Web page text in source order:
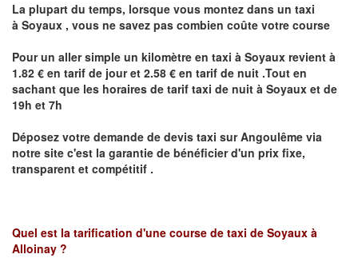
La plupart du temps, lorsque vous montez dans un taxi
à Soyaux , vous ne savez pas combien coûte votre course
Pour un aller simple un kilomètre en taxi à Soyaux revient à
1.82 € en tarif de jour et 2.58 € en tarif de nuit .Tout en
sachant que les horaires de tarif taxi de nuit à Soyaux et de
19h et 7h
Déposez votre demande de devis taxi surAngoulême via
notre site c'est la garantie de bénéficier d'un prix fixe,
transparent et compétitif .
Quel est la tarification d'une course de taxi de Soyaux à
Alloinay ?